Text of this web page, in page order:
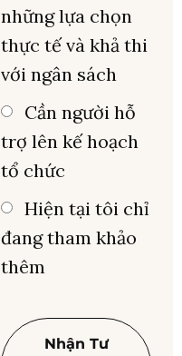
những lựa chọn
thực tế và khả thi
với ngân sách
Cần người hỗ
trợ lên kế hoạch
tổ chức
Hiện tại tôi chỉ
đang tham khảo
thêm
Nhận Tư